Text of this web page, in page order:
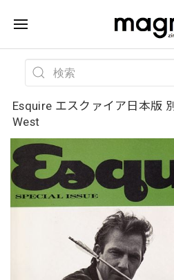
Esquire エスクァイア日本版
West